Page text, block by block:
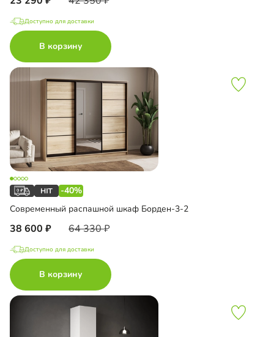
Доступно для доставки
В корзину
-40%
Современный распашной шкаф Борден-3-2
38 600 64 330
Доступно для доставки
В корзину